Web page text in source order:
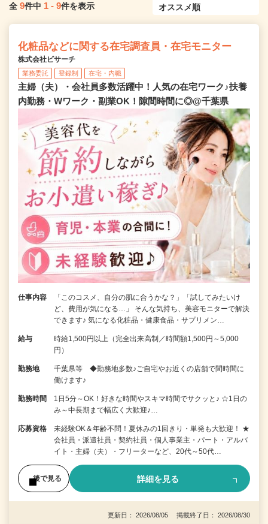
全 9件中 1 - 9件を表示
化粧品などに関する在宅調査員・在宅モニター
株式会社ビサーチ
業務委託 登録制 在宅・内職
主婦（夫）・会社員多数活躍中！人気の在宅ワーク♪扶養
内勤務・Wワーク・副業OK！隙間時間に◎@千葉県
仕事内容
「このコスメ、自分の肌に合うかな？」「試してみたいけ
ど、費用が気になる…」 そんな気持ち、美容モニターで解決
できます♪ 気になる化粧品・健康食品・サプリメン…
給与
時給1,500円以上（完全出来高制／時間額1,500円～5,000
円）
勤務地
千葉県等 ◆勤務地多数♪ご自宅やお近くの店舗で間時間に
働けます♪
勤務時間
1日5分～OK！好きな時間やスキマ時間でサクッと♪ ☆1日の
み～中長期まで幅広く大歓迎♪…
応募資格
未経験OK＆年齢不問！夏休みの1回きり・単発も大歓迎！ ★
会社員・派遣社員・契約社員・個人事業主・パート・アルバ
イト・主婦（夫）・フリーターなど、20代～50代…
後で見る 詳細を見る
更新日： 2026/08/05 掲載終了日： 2026/08/30